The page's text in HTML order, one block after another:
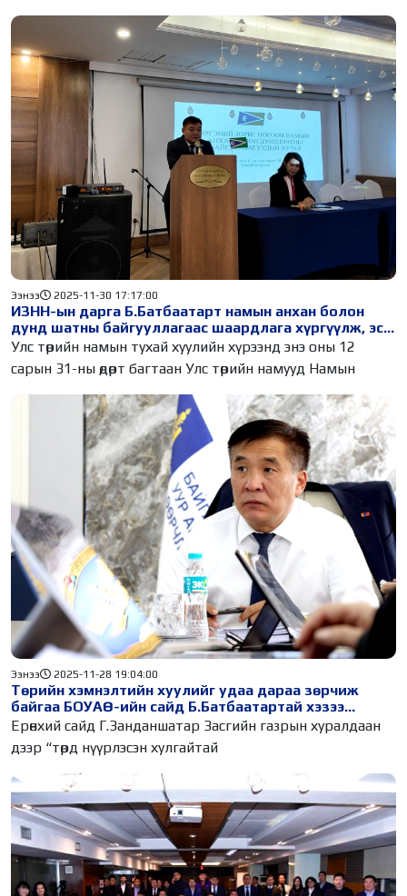
ИЗНН-ын дарга Б.Батбаатарт намын анхан болон
дунд шатны байгууллагаас шаардлага хүргүүлж, эс
биелүүлвэл огцруулах хүртэл арга хэмжээ авахаа
мэдэгдлээ
Ээнээ 2025-11-30 17:17:00
Улс төрийн намын тухай хуулийн хүрээнд энэ оны 12
сарын 31-ны өдөрт багтаан Улс төрийн намууд Намын
Төрийн хэмнэлтийн хуулийг удаа дараа зөрчиж
байгаа БОУАӨ-ийн сайд Б.Батбаатартай хэзээ
хариуцлага тооцох вэ Ерөнхий сайдаа...
Ээнээ 2025-11-28 19:04:00
Ерөнхий сайд Г.Занданшатар Засгийн газрын хуралдаан
дээр “төрд нүүрлэсэн хулгайтай